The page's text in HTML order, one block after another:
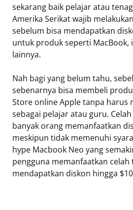
sekarang baik pelajar atau
Amerika Serikat wajib
sebelum bisa mendapatkan
untuk produk seperti MacBook,
lainnya.
Nah bagi yang belum tahu,
sebenarnya bisa membeli
Store online Apple tanpa harus
sebagai pelajar atau guru.
banyak orang memanfaatkan
meskipun tidak memenuhi
hype Macbook Neo yang
pengguna memanfaatkan
mendapatkan diskon hingga